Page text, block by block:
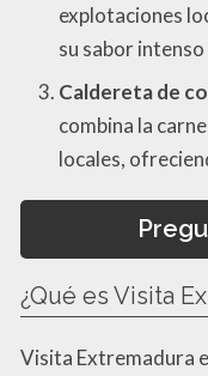
explotaciones
su sabor
Caldereta de
combina la
locales,
¿Qué es Visita
Visita Extremadura